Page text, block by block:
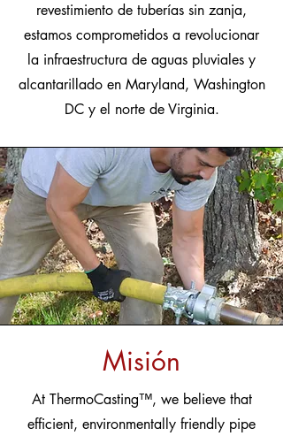
revestimiento de tuberías sin zanja,
estamos comprometidos a revolucionar
la infraestructura de aguas pluviales y
alcantarillado en Maryland, Washington
DC y el norte de Virginia.
Misión
At ThermoCasting™, we believe that
efficient, environmentally friendly pipe